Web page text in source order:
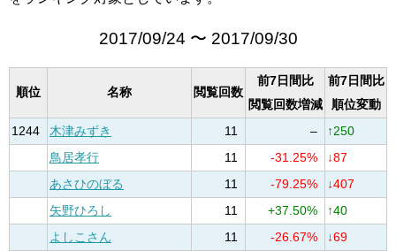
2017/09/24 〜 2017/09/30
順位 名称 閲覧回数
前7日間比
閲覧回数増減
前7日間比
順位変動
1244
木津みずき 11 –
↑250
鳥居孝行
11 -31.25%
↓87
あさひのぼる
11 -79.25%
↓407
矢野ひろし
11 +37.50%
↑40
よしこさん
11 -26.67%
↓69